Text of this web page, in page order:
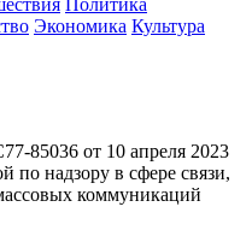
Политика
Экономика Культура
85036 от 10 апреля 2023
по надзору в сфере связи,
коммуникаций